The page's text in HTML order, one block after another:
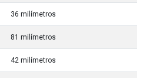
36 milímetros
81 milímetros
42 milímetros